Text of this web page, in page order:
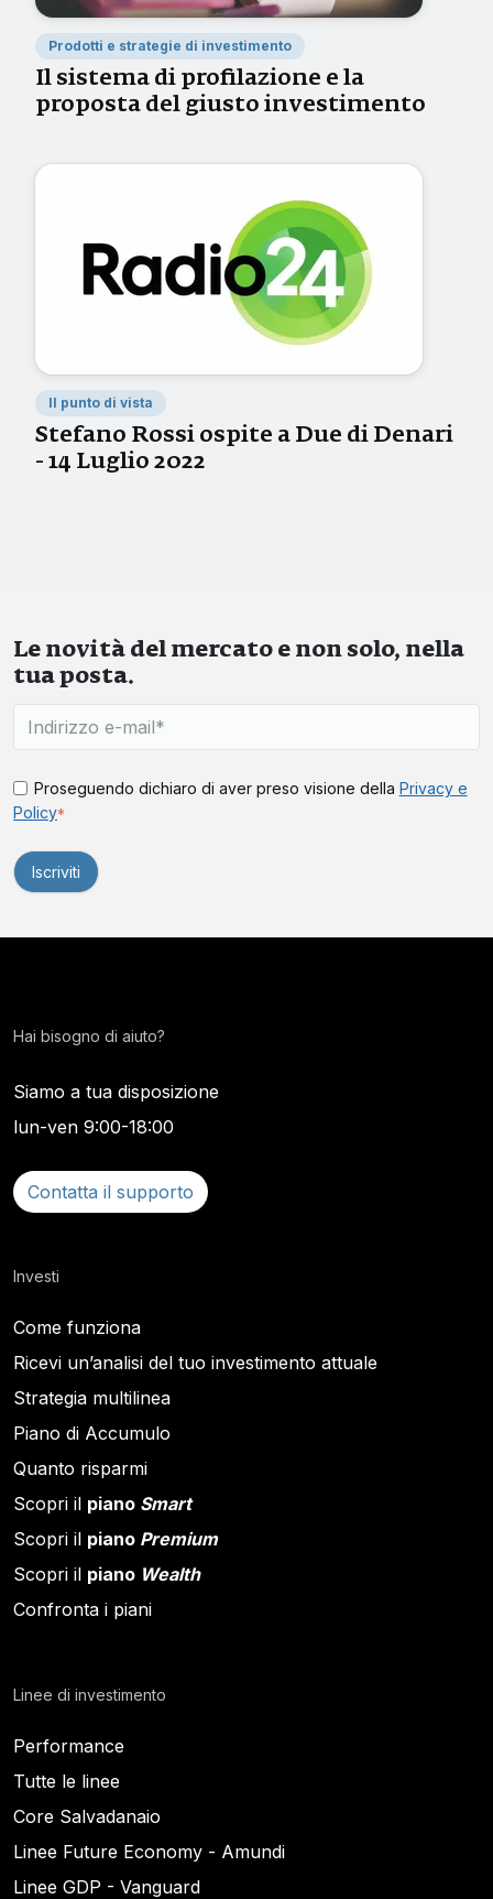
Prodotti e strategie di investimento
Il sistema di profilazione e la
proposta del giusto investimento
Il punto di vista
Stefano Rossi ospite a Due di Denari
- 14 Luglio 2022
Le novità del mercato e non solo, nella
tua posta.
Proseguendo dichiaro di aver preso visione della Privacy e
Policy*
Hai bisogno di aiuto?
Siamo a tua disposizione
lun-ven 9:00-18:00
Contatta il supporto
Investi
Come funziona
Ricevi un’analisi del tuo investimento attuale
Strategia multilinea
Piano di Accumulo
Quanto risparmi
Scopri il piano Smart
Scopri il piano Premium
Scopri il piano Wealth
Confronta i piani
Linee di investimento
Performance
Tutte le linee
Core Salvadanaio
Linee Future Economy - Amundi
Linee GDP - Vanguard